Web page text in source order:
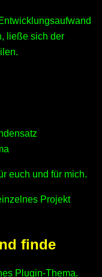
ließe sich der
euch und für mich.
Projekt
finde
Plugin-Thema.